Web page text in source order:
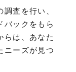
査を行い、
バックをもら
らは、あなた
ニーズが見つ